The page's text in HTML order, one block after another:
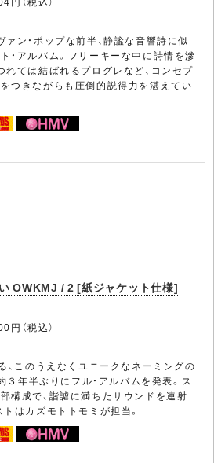
ァン・ポップな前半、静謐な音響詩に似
・アルバム。フリーキーな中に詩情を滲
れては結ばれるプログレなど、コンセプ
つきながらも圧倒的説得力を湛えてい
OWKMJ / 2 [紙ジャケット仕様]
（税込）
、このうえなくユニークなネーミングの
３年半ぶりにフル・アルバムを発表。ス
構成で、諧謔に満ちたサウンドを連射
はカズモトトモミが担当。